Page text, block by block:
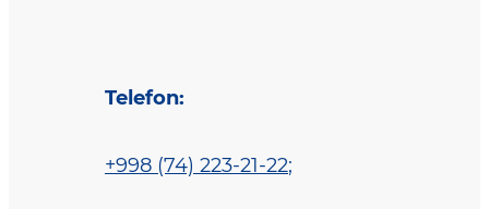
Telefon:
+998 (74) 223-21-22;